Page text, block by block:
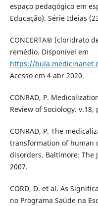
espaço pedagógico em
Educação). Série Ideias
CONCERTA® (cloridrato
remédio. Disponível em
https://
Acesso em 4 abr 2020.
CONRAD, P.
Review of Sociology. v.18,
CONRAD, P. The
transformation of human
disorders. Baltimore: The
2007.
CORD, D. et al. As
no Programa Saúde na